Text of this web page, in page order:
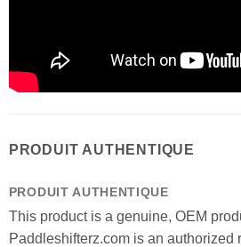
PRODUIT AUTHENTIQUE
PRODUIT AUTHENTIQUE
This product is a genuine, OEM
Paddleshifterz.com is an authorized